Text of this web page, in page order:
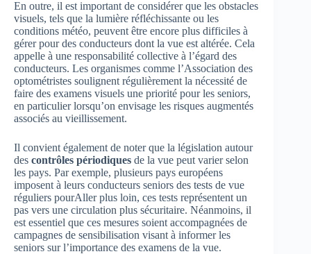
En outre, il est important de considérer que les obstacles
visuels, tels que la lumière réfléchissante ou les
conditions météo, peuvent être encore plus difficiles à
gérer pour des conducteurs dont la vue est altérée. Cela
appelle à une responsabilité collective à l’égard des
conducteurs. Les organismes comme l’Association des
optométristes soulignent régulièrement la nécessité de
faire des examens visuels une priorité pour les seniors,
en particulier lorsqu’on envisage les risques augmentés
associés au vieillissement.
Il convient également de noter que la législation autour
des contrôles périodiques de la vue peut varier selon
les pays. Par exemple, plusieurs pays européens
imposent à leurs conducteurs seniors des tests de vue
réguliers pourAller plus loin, ces tests représentent un
pas vers une circulation plus sécuritaire. Néanmoins, il
est essentiel que ces mesures soient accompagnées de
campagnes de sensibilisation visant à informer les
seniors sur l’importance des examens de la vue.